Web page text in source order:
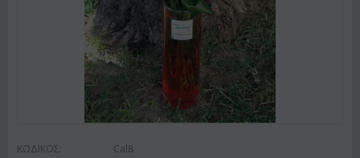
ΚΩΔΙΚΟΣ: Cal8